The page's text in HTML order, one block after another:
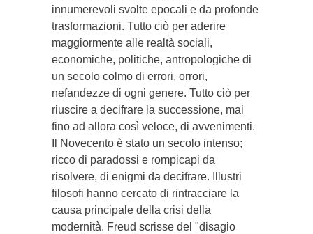
innumerevoli svolte epocali e da profonde
trasformazioni. Tutto ciò per aderire
maggiormente alle realtà sociali,
economiche, politiche, antropologiche di
un secolo colmo di errori, orrori,
nefandezze di ogni genere. Tutto ciò per
riuscire a decifrare la successione, mai
fino ad allora così veloce, di avvenimenti.
Il Novecento è stato un secolo intenso;
ricco di paradossi e rompicapi da
risolvere, di enigmi da decifrare. Illustri
filosofi hanno cercato di rintracciare la
causa principale della crisi della
modernità. Freud scrisse del "disagio